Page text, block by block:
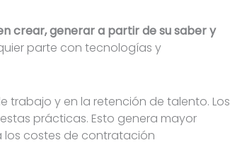
crear, generar a partir de su saber y
parte con tecnologías y
trabajo y en la retención de talento. Los
prácticas. Esto genera mayor
los costes de contratación